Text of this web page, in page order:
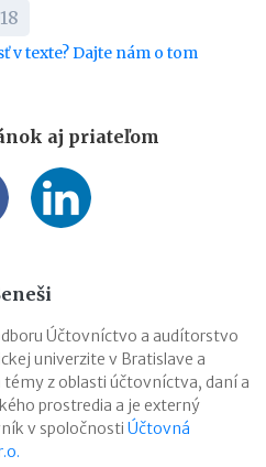
v texte? Dajte nám o tom
aj priateľom
Účtovníctvo a audítorstvo
univerzite v Bratislave a
témy z oblasti účtovníctva, daní a
prostredia a je externý
v spoločnosti Účtovná